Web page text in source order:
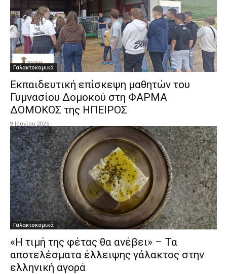
Γαλακτοκομικά
Εκπαιδευτική επίσκεψη μαθητών του
Γυμνασίου Δομοκού στη ΦΑΡΜΑ
ΔΟΜΟΚΟΣ της ΗΠΕΙΡΟΣ
9 Ιουνίου 2026
Γαλακτοκομικά
«Η τιμή της φέτας θα ανέβει» – Τα
αποτελέσματα έλλειψης γάλακτος στην
ελληνική αγορά